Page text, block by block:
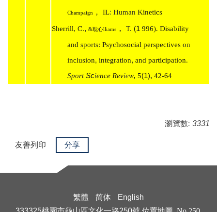
Champaign ，IL:HumanKinetics
Sherrill, C., &耽心lliams， T. (1 996). Disability
andsports:Psychosocial perspectiveson
inclusion,integration,and participation.
SportScience Review,5(1),42-64
瀏覽數: 3331
友善列印 分享
繁體 简体
English